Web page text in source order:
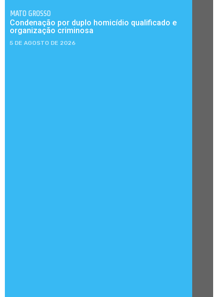
MATO GROSSO
Condenação por duplo homicídio qualificado e
organização criminosa
5 DE AGOSTO DE 2026